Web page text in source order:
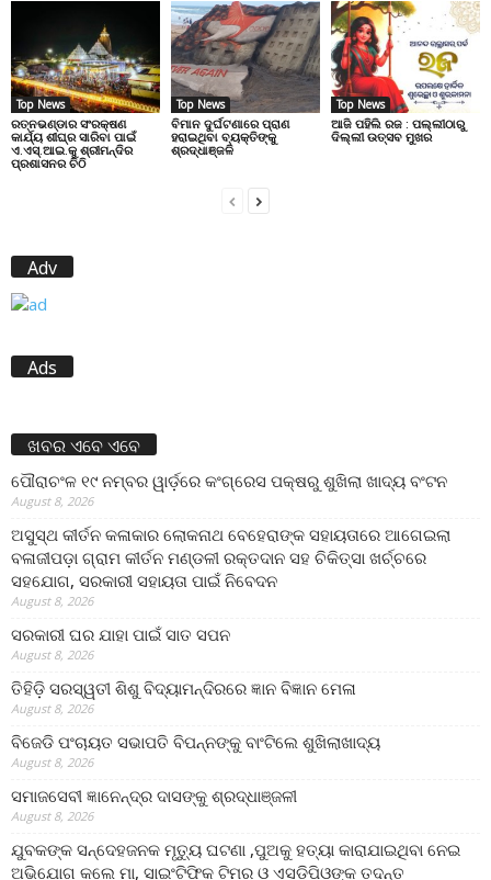
Top News
ରତ୍ନଭଣ୍ଡାର ସଂରକ୍ଷଣ
କାର୍ଯ୍ୟ ଶୀଘ୍ର ସାରିବା ପାଇଁ
ଏ.ଏସ୍.ଆଇ.କୁ ଶ୍ରୀମନ୍ଦିର
ପ୍ରଶାସନର ଚିଠି
Top News
ବିମାନ ଦୁର୍ଘଟଣାରେ ପ୍ରାଣ
ହରାଇଥିବା ବ୍ୟକ୍ତିଙ୍କୁ
ଶ୍ରଦ୍ଧାଞ୍ଜଳି
Top News
ଆଜି ପହିଲି ରଜ : ପଲ୍ଲୀଠାରୁ
ଦିଲ୍ଲୀ ଉତ୍ସବ ମୁଖର
Adv
Ads
ଖବର ଏବେ ଏବେ
ପୌରାଚଂଳ ୧୯ ନମ୍ବର ୱାର୍ଡ଼ରେ କଂଗ୍ରେସ ପକ୍ଷରୁ ଶୁଖିଲା ଖାଦ୍ୟ ବଂଟନ
August 8, 2026
ଅସୁସ୍ଥ କୀର୍ତନ କଳାକାର ଲୋକନାଥ ବେହେରାଙ୍କ ସହାୟତାରେ ଆଗେଇଲା
ବଳାଜୀପଡ଼ା ଗ୍ରାମ କୀର୍ତନ ମଣ୍ଡଳୀ ରକ୍ତଦାନ ସହ ଚିକିତ୍ସା ଖର୍ଚ୍ଚରେ
ସହଯୋଗ, ସରକାରୀ ସହାୟତା ପାଇଁ ନିବେଦନ
August 8, 2026
ସରକାରୀ ଘର ଯାହା ପାଇଁ ସାତ ସପନ
August 8, 2026
ତିହିଡି଼ ସରସ୍ୱତୀ ଶିଶୁ ବିଦ୍ୟାମନ୍ଦିରରେ ଜ୍ଞାନ ବିଜ୍ଞାନ ମେଳା
August 8, 2026
ବିଜେଡି ପଂଚାୟତ ସଭାପତି ବିପନ୍ନଙ୍କୁ ବାଂଟିଲେ ଶୁଖିଲାଖାଦ୍ୟ
August 8, 2026
ସମାଜସେବୀ ଜ୍ଞାନେନ୍ଦ୍ର ଦାସଙ୍କୁ ଶ୍ରଦ୍ଧାଞ୍ଜଳୀ
August 8, 2026
ଯୁବକଙ୍କ ସନ୍ଦେହଜନକ ମୃତ୍ୟୁ ଘଟଣା ,ପୁଅକୁ ହତ୍ୟା କାରାଯାଇଥିବା ନେଇ
ଅଭିଯୋଗ କଲେ ମା, ସାଇଂଟିଫିକ ଟିମର ଓ ଏସଡ଼ିପିଓଙ୍କ ତଦନ୍ତ